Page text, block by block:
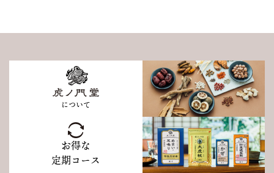
について
お得な
定期コース